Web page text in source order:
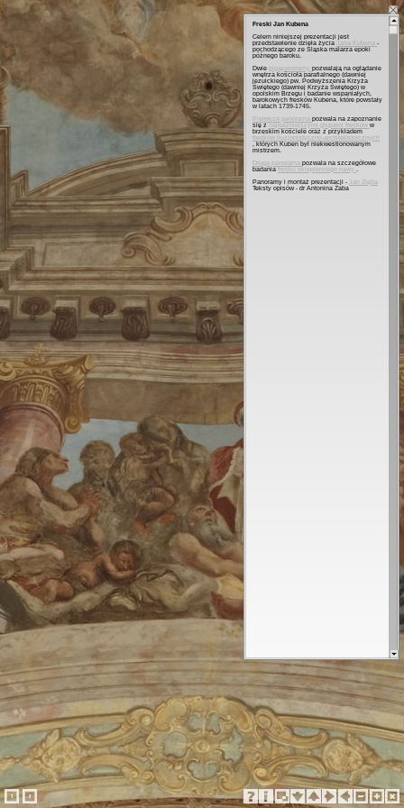
Freski Jan Kubena
Celem niniejszej prezentacji jest
przedstawienie dzieła życia
Jana Kubena -
pochodzącego ze Śląska malarza epoki
późnego baroku.
Dwie gigapanoramy pozwalają na oglądanie
wnętrza kościoła parafialnego (dawniej
jezuickiego) pw. Podwyższenia Krzyża
Świętego (dawniej Krzyża Świętego) w
opolskim Brzegu i badanie wspaniałych,
barokowych fresków Kubena, które powstały
w latach 1739-1745.
Pierwsza panorama pozwala na zapoznanie
się z
najważniejszymi grupami fresków w
brzeskim kościele oraz z przykładem
fresków iluzjonistyczno-architektonicznych
, których Kuben był niekwestionowanym
mistrzem.
Druga panorama pozwala na szczegółowe
badania fresku sklepiennego nawy
Panoramy i montaż prezentacji -
Jan Zięba
Teksty opisów - dr Antonina Żaba